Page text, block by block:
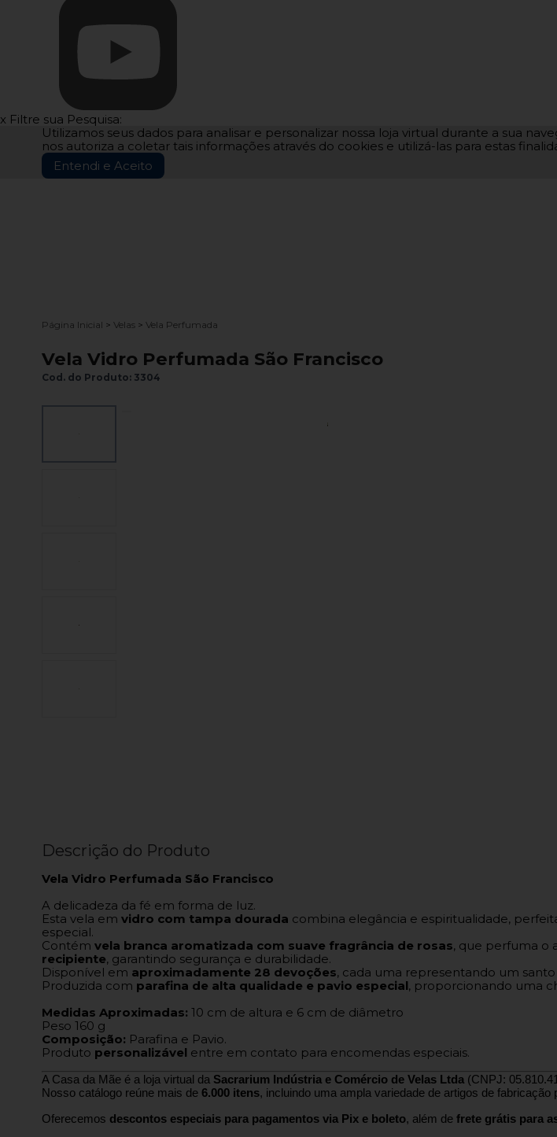
x Filtre sua Pesquisa:
Utilizamos seus dados para analisar e personalizar nossa loja virtual durante a sua
nos autoriza a coletar tais informações através do cookies e utilizá-las para estas
Entendi e Aceito
Página Inicial > Velas > Vela Perfumada
Vela Vidro Perfumada São Francisco
Cod. do Produto: 3304
Descrição do Produto
Vela Vidro Perfumada São Francisco
A delicadeza da fé em forma de luz.
Esta vela em vidro com tampa dourada combina elegância e espiritualidade,
especial.
Contém vela branca aromatizada com suave fragrância de rosas, que perfuma o
recipiente, garantindo segurança e durabilidade.
Disponível em aproximadamente 28 devoções, cada uma representando um
Produzida com parafina de alta qualidade e pavio especial, proporcionando uma
Medidas Aproximadas: 10 cm de altura e 6 cm de diâmetro
Peso 160 g
Composição: Parafina e Pavio.
Produto personalizável entre em contato para encomendas especiais.
A Casa da Mãe é a loja virtual da Sacrarium Indústria e Comércio de Velas Ltda (CNPJ:
Nosso catálogo reúne mais de 6.000 itens, incluindo uma ampla variedade de artigos de
Oferecemos descontos especiais para pagamentos via Pix e boleto, além de frete grátis para